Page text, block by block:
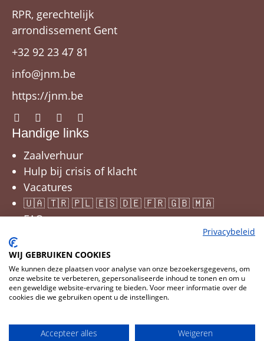
RPR, gerechtelijk
arrondissement Gent
+32 92 23 47 81
info@jnm.be
https://jnm.be
Handige links
Zaalverhuur
Hulp bij crisis of klacht
Vacatures
🇺🇦 🇹🇷 🇵🇱 🇪🇸 🇩🇪 🇫🇷 🇬🇧 🇲🇦
FAQ
Privacybeleid
WIJ GEBRUIKEN COOKIES
We kunnen deze plaatsen voor analyse van onze bezoekersgegevens, om
onze website te verbeteren, gepersonaliseerde inhoud te tonen en om u
een geweldige website-ervaring te bieden. Voor meer informatie over de
cookies die we gebruiken opent u de instellingen.
Accepteer alles Weigeren